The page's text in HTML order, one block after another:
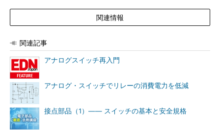
関連情報
関連記事
アナログスイッチ再入門
アナログ・スイッチでリレーの消費電力を低減
接点部品（1）―― スイッチの基本と安全規格